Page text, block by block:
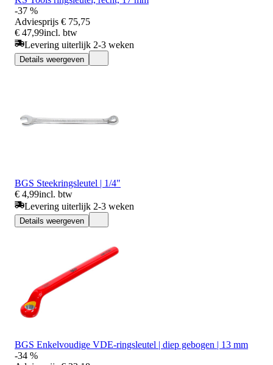
-37 %
Adviesprijs € 75,75
€ 47,99incl. btw
Levering uiterlijk 2-3 weken
Details weergeven
BGS Steekringsleutel | 1/4"
€ 4,99incl. btw
Levering uiterlijk 2-3 weken
Details weergeven
BGS Enkelvoudige VDE-ringsleutel | diep gebogen | 13 mm
-34 %